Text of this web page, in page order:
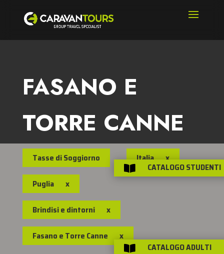
FASANO E
TORRE CANNE
Tasse di Soggiorno Italia x
Puglia x
Brindisi e dintorni x
Fasano e Torre Canne x
 CATALOGO STUDENTI
 CATALOGO ADULTI